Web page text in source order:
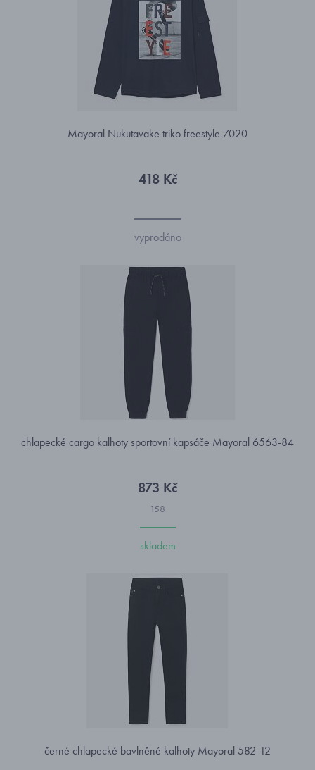
Mayoral Nukutavake triko freestyle 7020
418 Kč
vyprodáno
chlapecké cargo kalhoty sportovní kapsáče Mayoral 6563-84
873 Kč
158
skladem
černé chlapecké bavlněné kalhoty Mayoral 582-12